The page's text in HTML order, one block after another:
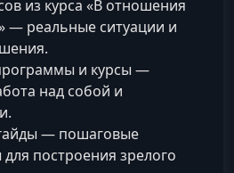
из курса «В отношения
— реальные ситуации и
и курсы —
над собой и
— пошаговые
построения зрелого